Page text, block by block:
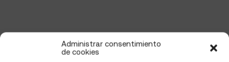
Administrar consentimiento
de cookies